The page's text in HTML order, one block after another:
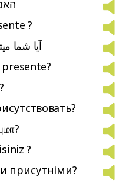
?
آیا شما
?
присутніми?